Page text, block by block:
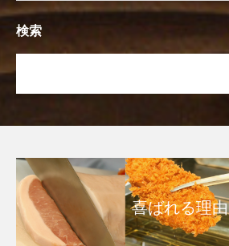
検索
喜ばれる理由